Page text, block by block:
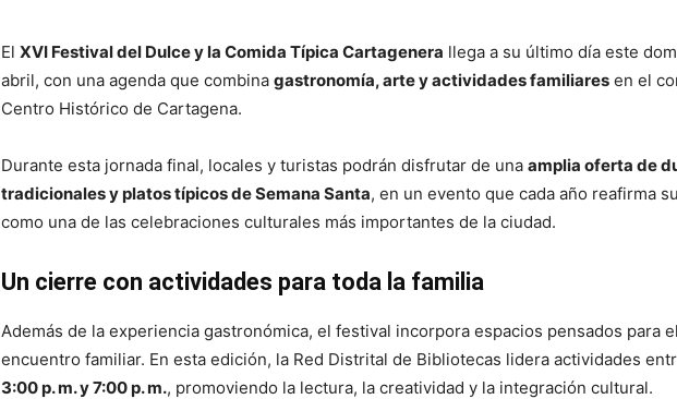
El XVI Festival del Dulce y la Comida Típica Cartagenera llega a su último día este
abril, con una agenda que combina gastronomía, arte y actividades familiares en el
Centro Histórico de Cartagena.
Durante esta jornada final, locales y turistas podrán disfrutar de una amplia oferta de
tradicionales y platos típicos de Semana Santa, en un evento que cada año reafirma
como una de las celebraciones culturales más importantes de la ciudad.
Un cierre con actividades para toda la familia
Además de la experiencia gastronómica, el festival incorpora espacios pensados para
encuentro familiar. En esta edición, la Red Distrital de Bibliotecas lidera actividades
3:00 p. m. y 7:00 p. m., promoviendo la lectura, la creatividad y la integración cultural.